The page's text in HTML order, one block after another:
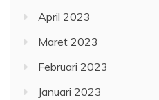
April 2023
Maret 2023
Februari 2023
Januari 2023